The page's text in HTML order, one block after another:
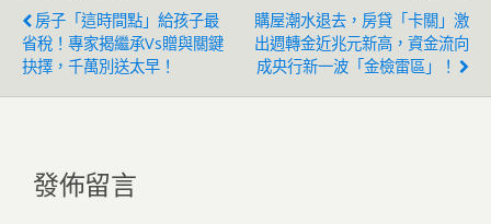
房子「這時間點」給孩子最
省稅！專家揭繼承vs贈與關鍵
抉擇，千萬別送太早！
購屋潮水退去，房貸「卡關」激
出週轉金近兆元新高，資金流向
成央行新一波「金檢雷區」！
發佈留言